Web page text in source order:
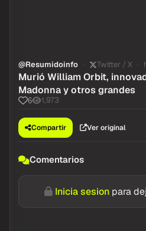
@Resumidoinfo Twitter / X
Murió William Orbit,
Madonna y otros grandes
6 1,973
Compartir Ver original
Comentarios
Inicia sesion para